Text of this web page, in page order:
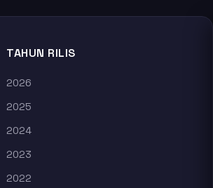
TAHUN RILIS
2026
2025
2024
2023
2022